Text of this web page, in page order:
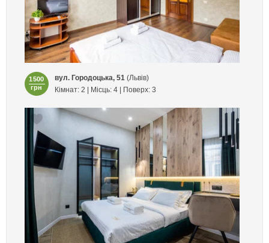
1500
грн
вул. Городоцька, 51(Львів)
Кімнат: 2 | Місць: 4 | Поверх: 3